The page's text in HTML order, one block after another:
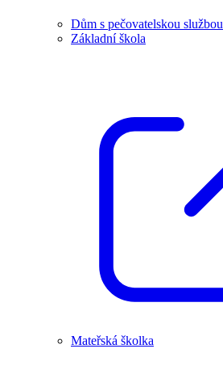
Dům s pečovatelskou službou
Základní škola
Mateřská školka